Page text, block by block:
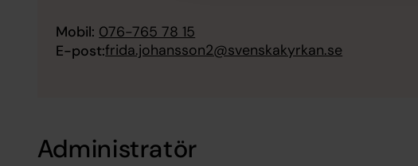
Mobil: 076-765 78 15
E-post:frida.johansson2@svenskakyrkan.se
Administratör